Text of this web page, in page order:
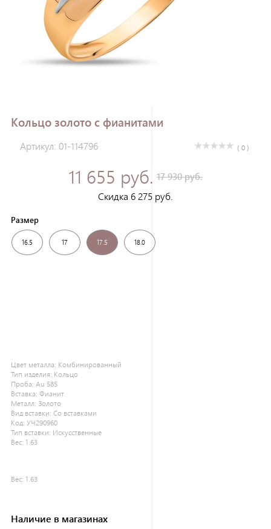
Кольцо золото с фианитами
Артикул: 01-114796 ( 0 )
11 655 руб. 17 930 руб.
Скидка 6 275 руб.
Размер
16.5 17 17.5 18.0
Цвет металла: Комбинированный
Тип изделия: Кольцо
Проба: Au 585
Вставка: Фианит
Металл: Золото
Вид вставки: Со вставками
Код: УЧ290960
Тип вставки: Искусственные
Вес: 1.63
Вес: 1.63
Наличие в магазинах
Зарегистрироваться